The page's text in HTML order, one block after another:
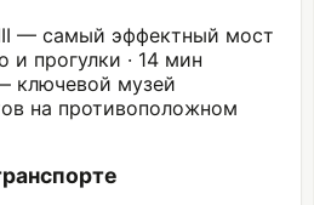
— самый эффектный мост
и прогулки · 14 мин
ключевой музей
на противоположном